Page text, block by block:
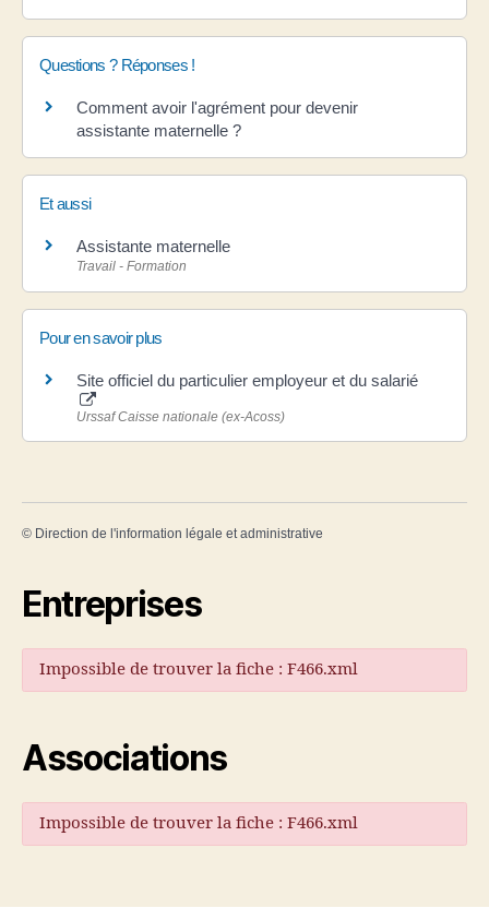
Questions ? Réponses !
Comment avoir l'agrément pour devenir
assistante maternelle ?
Et aussi
Assistante maternelle
Travail - Formation
Pour en savoir plus
Site officiel du particulier employeur et du salarié
Urssaf Caisse nationale (ex-Acoss)
© Direction de l'information légale et administrative
Entreprises
Impossible de trouver la fiche : F466.xml
Associations
Impossible de trouver la fiche : F466.xml